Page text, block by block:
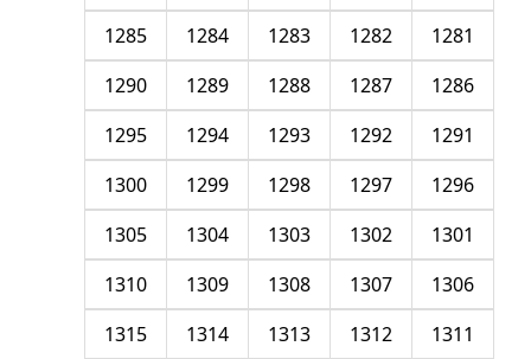
1281
1282
1283
1284
1285
1286
1287
1288
1289
1290
1291
1292
1293
1294
1295
1296
1297
1298
1299
1300
1301
1302
1303
1304
1305
1306
1307
1308
1309
1310
1311
1312
1313
1314
1315